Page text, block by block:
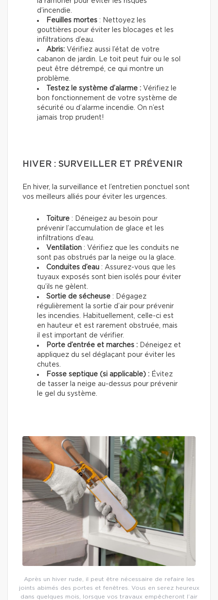
d’incendie.
Feuilles mortes : Nettoyez les
gouttières pour éviter les blocages et les
infiltrations d’eau.
Abris: Vérifiez aussi l’état de votre
cabanon de jardin. Le toit peut fuir ou le sol
peut être détrempé, ce qui montre un
problème.
Testez le système d’alarme : Vérifiez le
bon fonctionnement de votre système de
sécurité ou d’alarme incendie. On n’est
jamais trop prudent!
HIVER : SURVEILLER ET PRÉVENIR
En hiver, la surveillance et l’entretien ponctuel sont
vos meilleurs alliés pour éviter les urgences.
Toiture : Déneigez au besoin pour
prévenir l’accumulation de glace et les
infiltrations d’eau.
Ventilation : Vérifiez que les conduits ne
sont pas obstrués par la neige ou la glace.
Conduites d’eau : Assurez-vous que les
tuyaux exposés sont bien isolés pour éviter
qu’ils ne gèlent.
Sortie de sécheuse : Dégagez
régulièrement la sortie d’air pour prévenir
les incendies. Habituellement, celle-ci est
en hauteur et est rarement obstruée, mais
il est important de vérifier.
Porte d’entrée et marches : Déneigez et
appliquez du sel déglaçant pour éviter les
chutes.
Fosse septique (si applicable) : Évitez
de tasser la neige au-dessus pour prévenir
le gel du système.
Après un hiver rude, il peut être nécessaire de refaire les
joints abimés des portes et fenêtres. Vous en serez heureux
dans quelques mois, lorsque vos travaux empêcheront l’air